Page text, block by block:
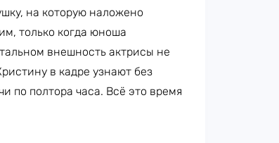
на которую наложено
только когда юноша
внешность актрисы не
в кадре узнают без
по полтора часа. Всё это время